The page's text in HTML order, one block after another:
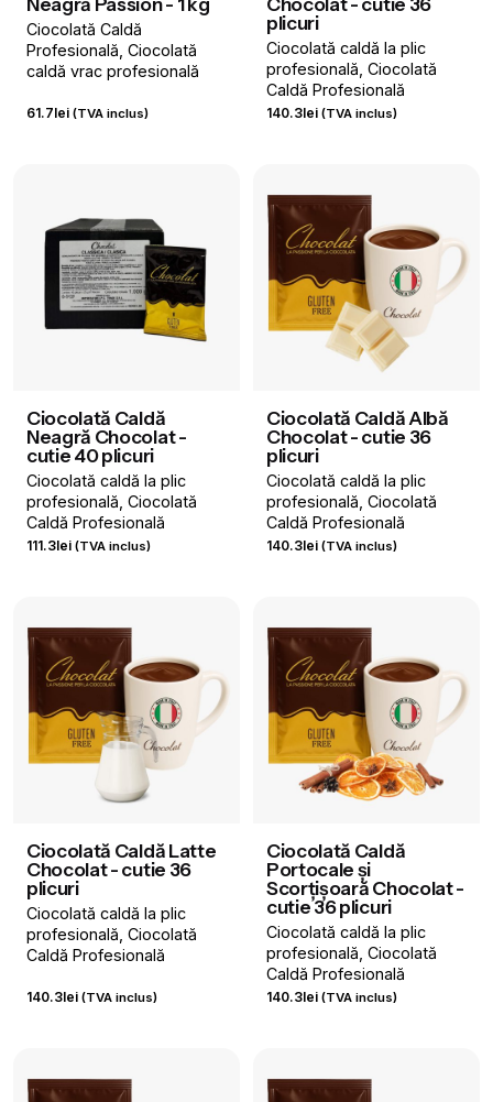
Ciocolată Caldă
Profesională Ciocolată
caldă vrac profesională
61.7lei (TVA inclus)
plicuri
Ciocolată caldă la plic
profesională Ciocolată
Caldă Profesională
140.3lei (TVA inclus)
Ciocolată Caldă
Neagră Chocolat -
cutie 40 plicuri
Ciocolată caldă la plic
profesională Ciocolată
Caldă Profesională
111.3lei (TVA inclus)
Ciocolată Caldă Albă
Chocolat - cutie 36
plicuri
Ciocolată caldă la plic
profesională Ciocolată
Caldă Profesională
140.3lei (TVA inclus)
Ciocolată Caldă Latte
Chocolat - cutie 36
plicuri
Ciocolată caldă la plic
profesională Ciocolată
Caldă Profesională
140.3lei (TVA inclus)
Ciocolată Caldă
Portocale și
Scorțișoară Chocolat -
cutie 36 plicuri
Ciocolată caldă la plic
profesională Ciocolată
Caldă Profesională
140.3lei (TVA inclus)